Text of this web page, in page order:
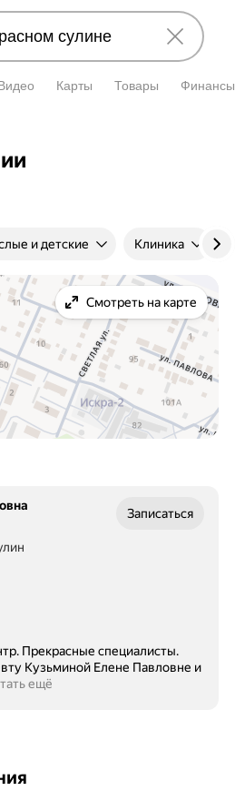
Карты Товары Финансы
и детские Клиника
Смотреть на карте
Записаться
Прекрасные специалисты.
Кузьминой Елене Павловне и
ещё